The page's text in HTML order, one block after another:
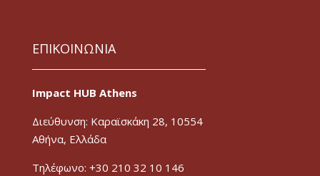
ΕΠΙΚΟΙΝΩΝΙΑ
Impact HUB Athens
Διεύθυνση: Καραϊσκάκη 28, 10554
Αθήνα, Ελλάδα
Τηλέφωνο: +30 210 32 10 146